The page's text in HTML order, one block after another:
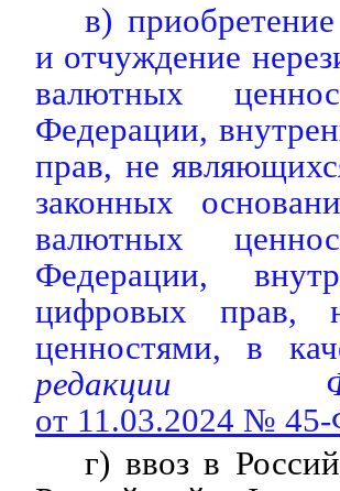
в)
и отчуждение
валютных
Федерации,
прав, не
законных
валютных
Федерации,
цифровых прав,
ценностями, в
редакции
от 11.03.2024 №
г) ввоз в